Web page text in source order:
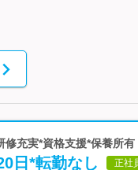
修充実*資格支援*保養所有
日*転勤なし 正社